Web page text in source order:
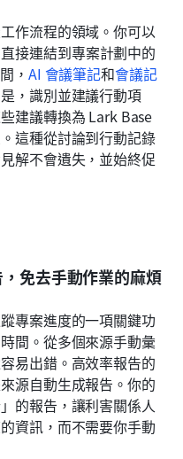
作流程的領域。你可以
接連結到專案計劃中的
， AI 會議筆記和會議記
，識別並建議行動項
建議轉換為 Lark Base
這種從討論到行動記錄
解不會遺失，並始終促
免去手動作業的麻煩
專案進度的一項關鍵功
間。從多個來源手動彙
易出錯。高效率報告的
源自動生成報告。你的
的報告，讓利害關係人
資訊，而不需要你手動